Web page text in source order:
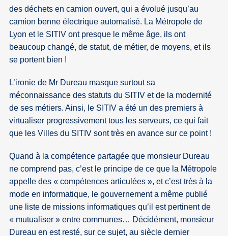
des déchets en camion ouvert, qui a évolué jusqu’au
camion benne électrique automatisé. La Métropole de
Lyon et le SITIV ont presque le même âge, ils ont
beaucoup changé, de statut, de métier, de moyens, et ils
se portent bien !
L’ironie de Mr Dureau masque surtout sa
méconnaissance des statuts du SITIV et de la modernité
de ses métiers. Ainsi, le SITIV a été un des premiers à
virtualiser progressivement tous les serveurs, ce qui fait
que les Villes du SITIV sont très en avance sur ce point !
Quand à la compétence partagée que monsieur Dureau
ne comprend pas, c’est le principe de ce que la Métropole
appelle des « compétences articulées », et c’est très à la
mode en informatique, le gouvernement a même publié
une liste de missions informatiques qu’il est pertinent de
« mutualiser » entre communes… Décidément, monsieur
Dureau en est resté, sur ce sujet, au siècle dernier